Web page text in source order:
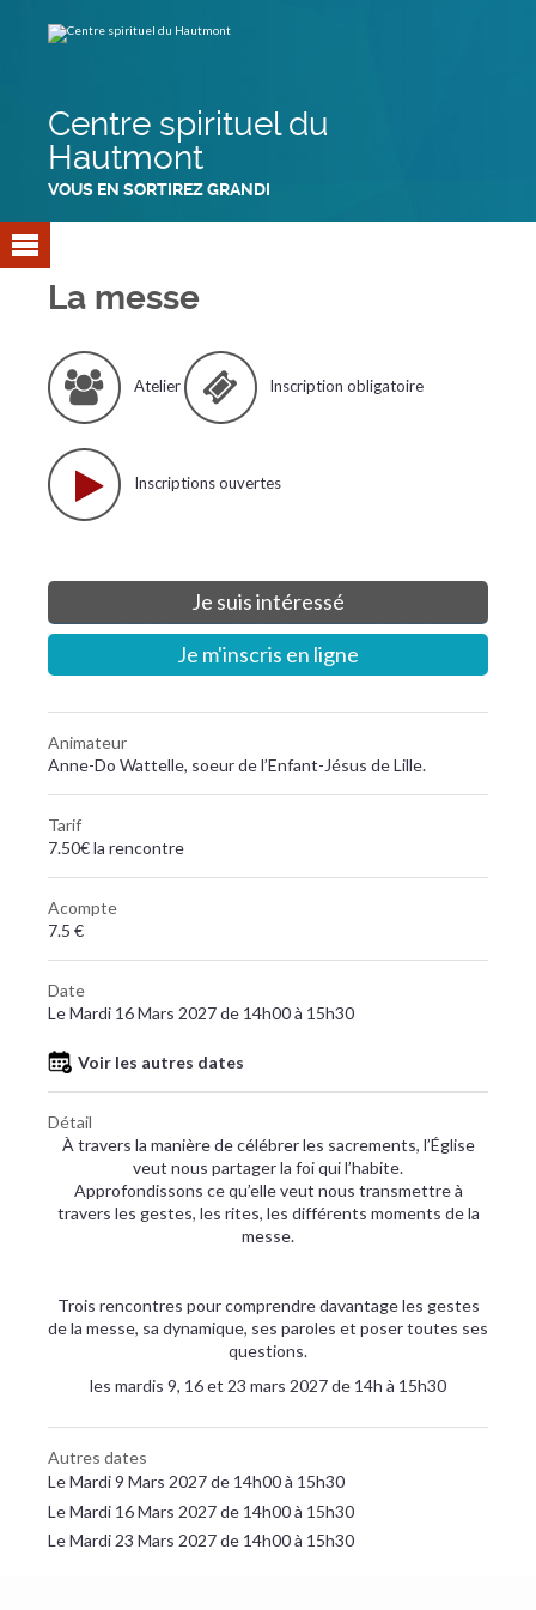
contenu.
Centre spirituel du
Hautmont
VOUS EN SORTIREZ GRANDI
La messe
Atelier Inscription obligatoire
Inscriptions ouvertes
Je suis intéressé
Je m'inscris en ligne
Animateur
Anne-Do Wattelle, soeur de l’Enfant-Jésus de Lille.
Tarif
7.50€ la rencontre
Acompte
7.5 €
Date
Le Mardi 16 Mars 2027 de 14h00 à 15h30
Voir les autres dates
Détail
À travers la manière de célébrer les sacrements, l’Église
veut nous partager la foi qui l’habite.
Approfondissons ce qu’elle veut nous transmettre à
travers les gestes, les rites, les différents moments de la
messe.
Trois rencontres pour comprendre davantage les gestes
de la messe, sa dynamique, ses paroles et poser toutes ses
questions.
les mardis 9, 16 et 23 mars 2027 de 14h à 15h30
Autres dates
Le Mardi 9 Mars 2027 de 14h00 à 15h30
Le Mardi 16 Mars 2027 de 14h00 à 15h30
Le Mardi 23 Mars 2027 de 14h00 à 15h30